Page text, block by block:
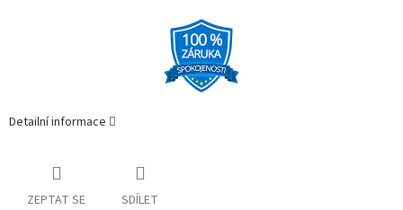
Detailní informace
ZEPTAT SE SDÍLET